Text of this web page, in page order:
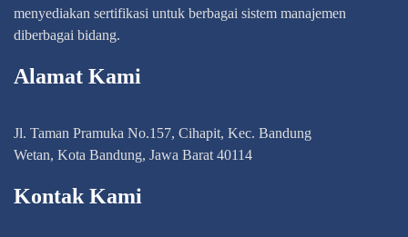
menyediakan sertifikasi untuk berbagai sistem manajemen
diberbagai bidang.
Alamat Kami
Jl. Taman Pramuka No.157, Cihapit, Kec. Bandung
Wetan, Kota Bandung, Jawa Barat 40114
Kontak Kami